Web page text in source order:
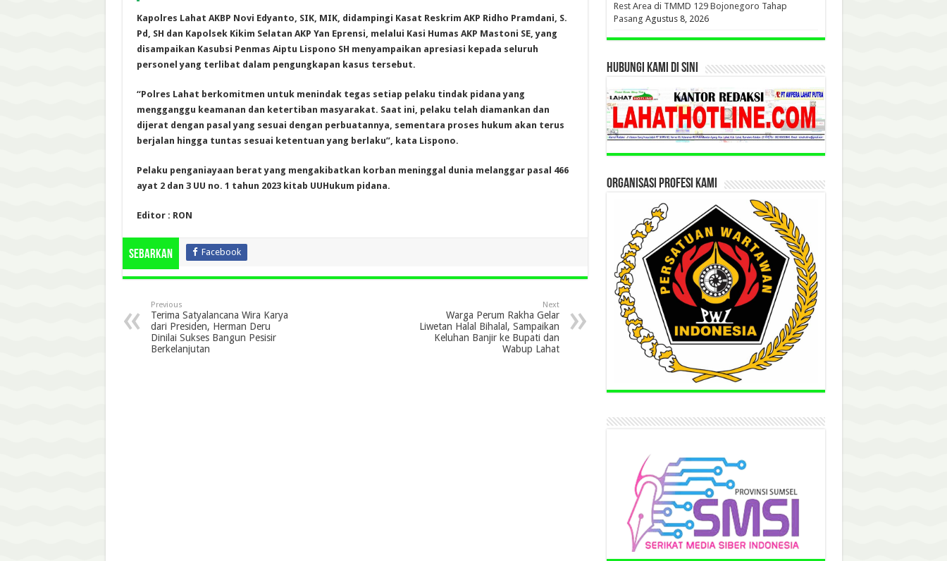
Kapolres Lahat AKBP Novi Edyanto, SIK, MIK, didampingi Kasat Reskrim AKP Ridho Pramdani, S.
Pd, SH dan Kapolsek Kikim Selatan AKP Yan Eprensi, melalui Kasi Humas AKP Mastoni SE, yang
disampaikan Kasubsi Penmas Aiptu Lispono SH menyampaikan apresiasi kepada seluruh
personel yang terlibat dalam pengungkapan kasus tersebut.
“Polres Lahat berkomitmen untuk menindak tegas setiap pelaku tindak pidana yang
mengganggu keamanan dan ketertiban masyarakat. Saat ini, pelaku telah diamankan dan
dijerat dengan pasal yang sesuai dengan perbuatannya, sementara proses hukum akan terus
berjalan hingga tuntas sesuai ketentuan yang berlaku”, kata Lispono.
Pelaku penganiayaan berat yang mengakibatkan korban meninggal dunia melanggar pasal 466
ayat 2 dan 3 UU no. 1 tahun 2023 kitab UUHukum pidana.
Editor : RON
Sebarkan Facebook
Previous
Terima Satyalancana Wira Karya
dari Presiden, Herman Deru
Dinilai Sukses Bangun Pesisir
Berkelanjutan
Next
Warga Perum Rakha Gelar
Liwetan Halal Bihalal, Sampaikan
Keluhan Banjir ke Bupati dan
Wabup Lahat
Rest Area di TMMD 129 Bojonegoro Tahap
Pasang Agustus 8, 2026
HUBUNGI KAMI DI SINI
ORGANISASI PROFESI KAMI